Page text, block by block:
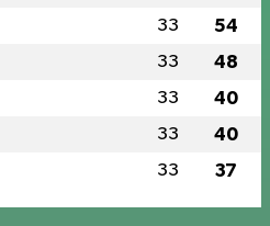
33 54
33 48
33 40
33 40
33 37